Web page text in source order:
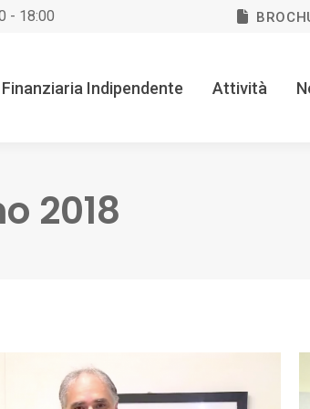
- 18:00
Indipendente Attività
2018